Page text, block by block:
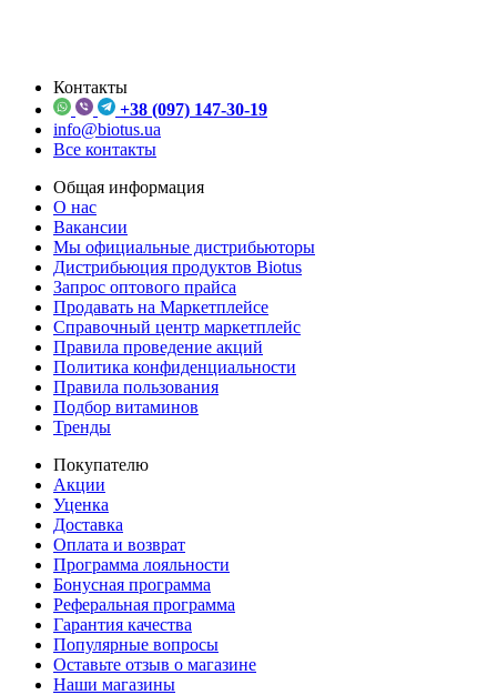
Контакты
+38 (097) 147-30-19
info@biotus.ua
Все контакты
Общая информация
О нас
Вакансии
Мы официальные дистрибьюторы
Дистрибьюция продуктов Biotus
Запрос оптового прайса
Продавать на Маркетплейсе
Справочный центр маркетплейс
Правила проведение акций
Политика конфиденциальности
Правила пользования
Подбор витаминов
Тренды
Покупателю
Акции
Уценка
Доставка
Оплата и возврат
Программа лояльности
Бонусная программа
Реферальная программа
Гарантия качества
Популярные вопросы
Оставьте отзыв о магазине
Наши магазины